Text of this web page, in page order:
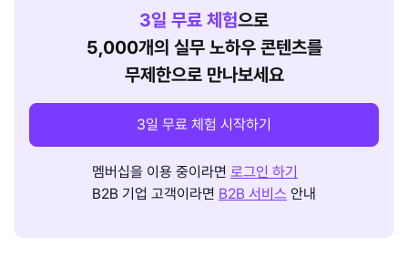
3일 무료 체험으로
5,000개의 실무 노하우 콘텐츠를
무제한으로 만나보세요
3일 무료 체험 시작하기
멤버십을 이용 중이라면 로그인 하기
B2B 기업 고객이라면 B2B 서비스 안내